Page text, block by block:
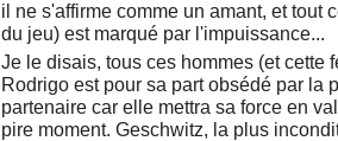
il ne s'affirme comme un amant, et tout
du jeu) est marqué par l'impuissance...
Je le disais, tous ces hommes (et cette
Rodrigo est pour sa part obsédé par la
partenaire car elle mettra sa force en
pire moment. Geschwitz, la plus